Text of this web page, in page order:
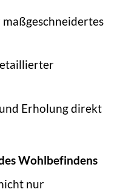
Erholung direkt
Wohlbefindens
nur